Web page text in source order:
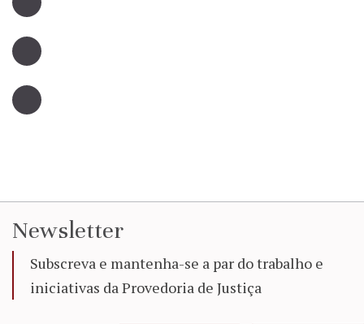
Newsletter
Subscreva e mantenha-se a par do trabalho e
iniciativas da Provedoria de Justiça